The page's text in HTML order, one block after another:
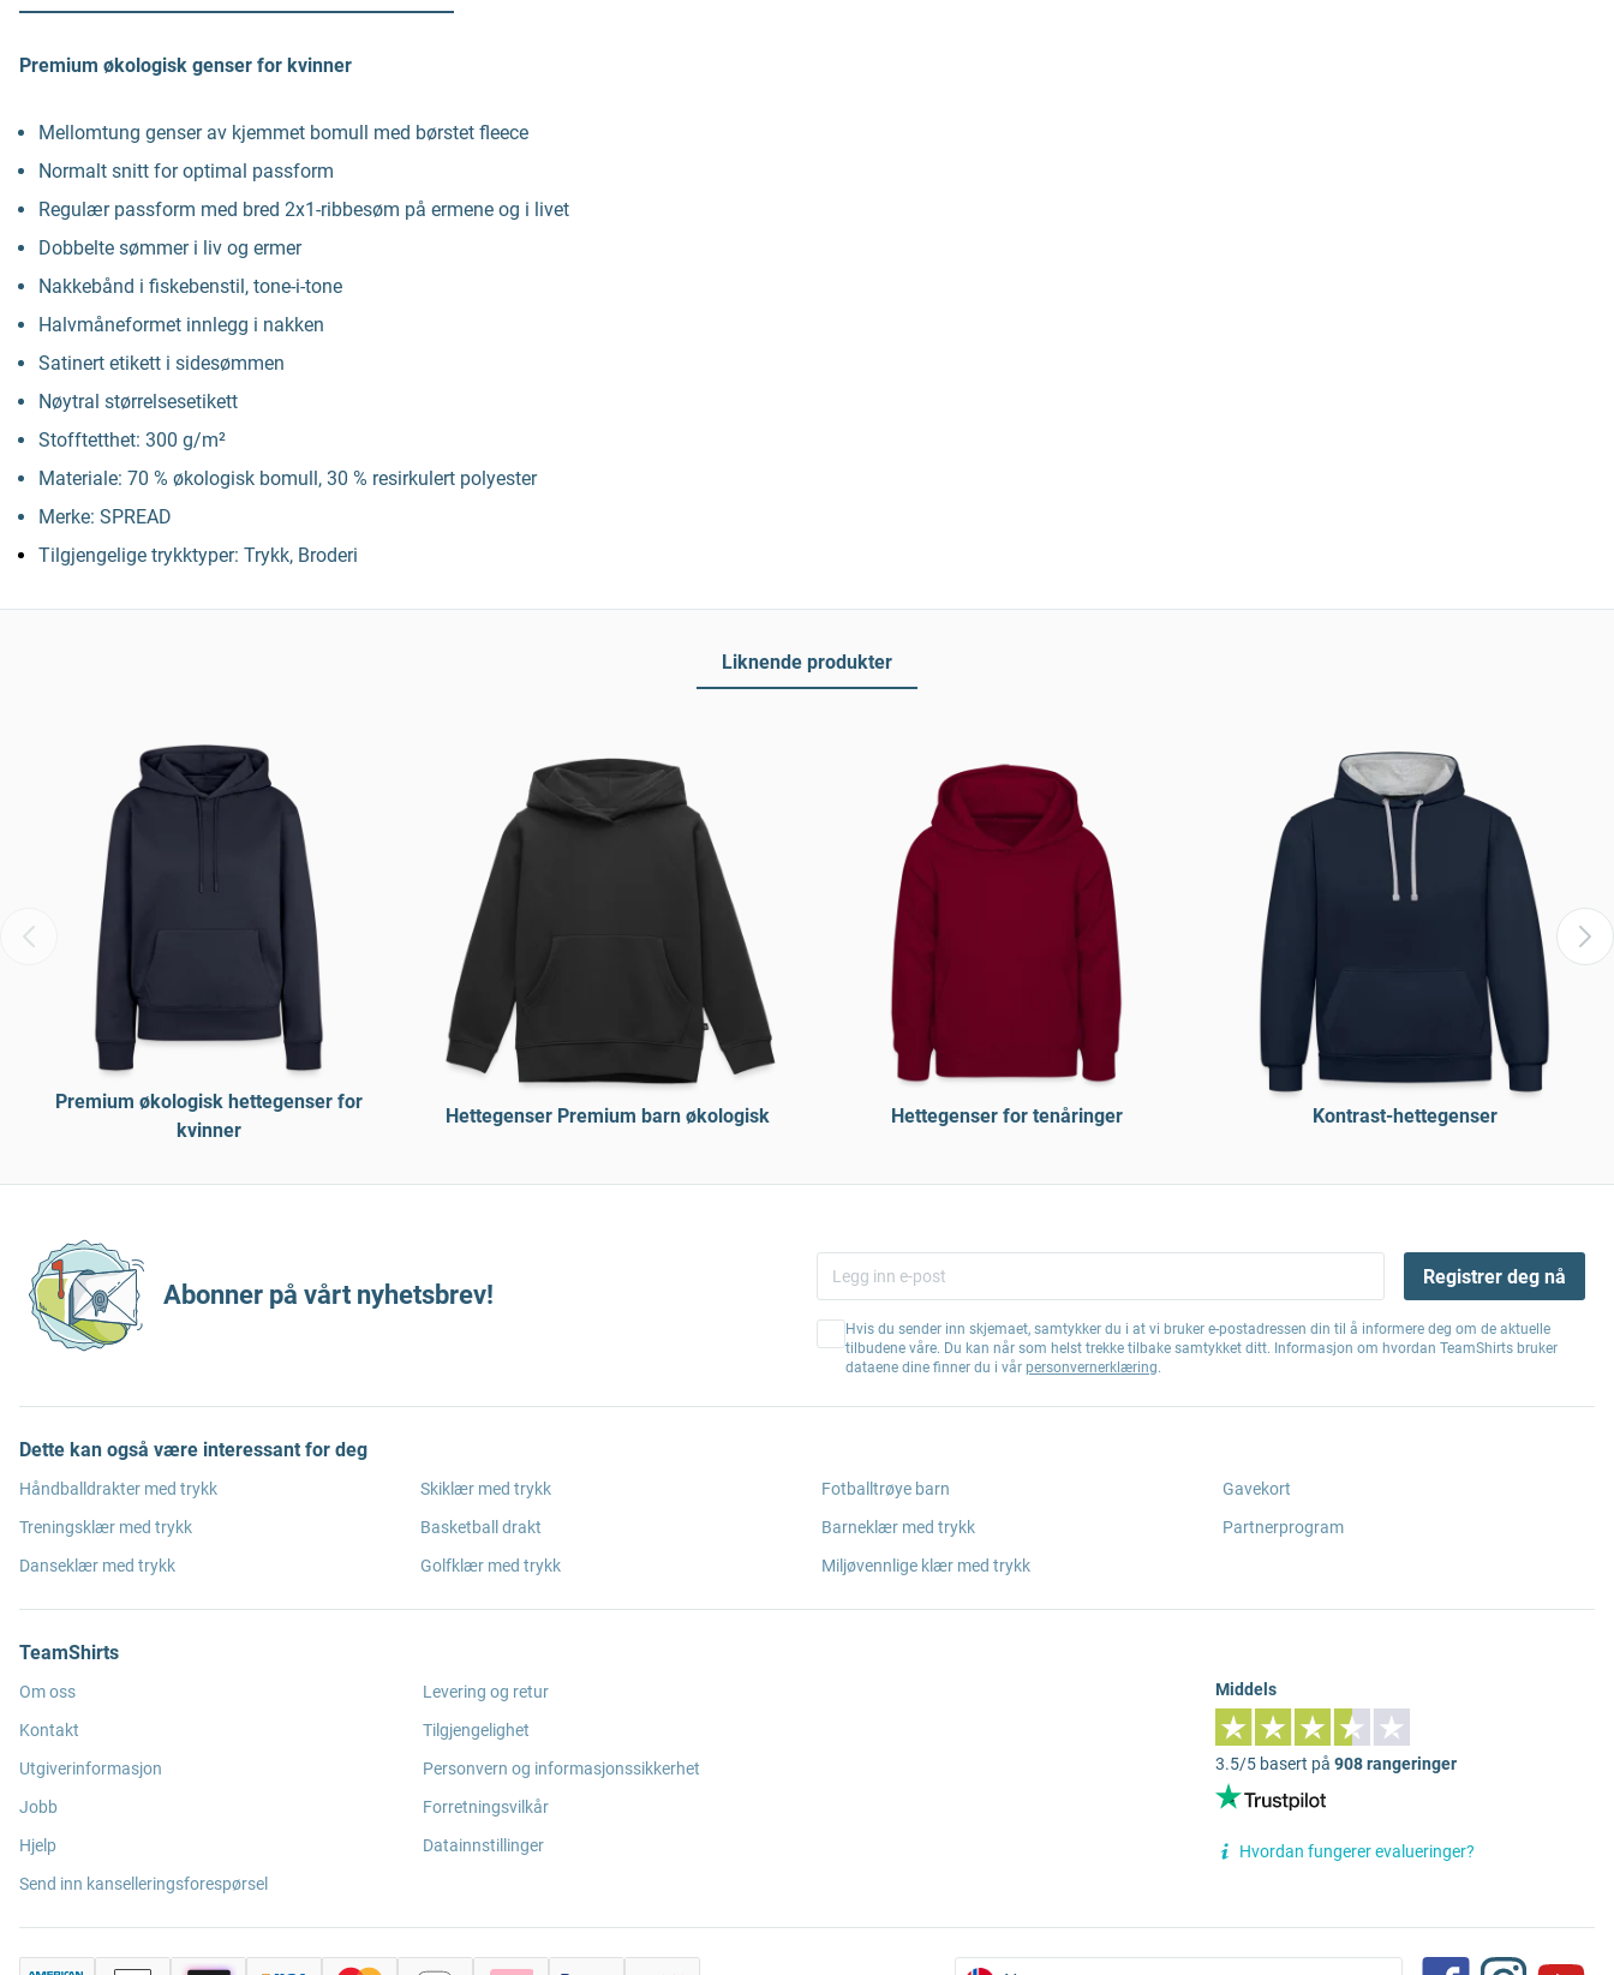
Premium økologisk genser for kvinner
Mellomtung genser av kjemmet bomull med børstet fleece
Normalt snitt for optimal passform
Regulær passform med bred 2x1-ribbesøm på ermene og i livet
Dobbelte sømmer i liv og ermer
Nakkebånd i fiskebenstil, tone-i-tone
Halvmåneformet innlegg i nakken
Satinert etikett i sidesømmen
Nøytral størrelsesetikett
Stofftetthet: 300 g/m²
Materiale: 70 % økologisk bomull, 30 % resirkulert polyester
Merke: SPREAD
Tilgjengelige trykktyper: Trykk, Broderi
Liknende produkter
Premium økologisk hettegenser for
kvinner
Hettegenser Premium barn økologisk Hettegenser for tenåringer Kontrast-hettegenser
Abonner på vårt nyhetsbrev!
Registrer deg nå
Hvis du sender inn skjemaet, samtykker du i at vi bruker e-postadressen din til å informere deg om de aktuelle
tilbudene våre. Du kan når som helst trekke tilbake samtykket ditt. Informasjon om hvordan TeamShirts bruker
dataene dine finner du i vår personvernerklæring.
Dette kan også være interessant for deg
Håndballdrakter med trykk
Treningsklær med trykk
Danseklær med trykk
Skiklær med trykk
Basketball drakt
Golfklær med trykk
Fotballtrøye barn
Barneklær med trykk
Miljøvennlige klær med trykk
Gavekort
Partnerprogram
TeamShirts
Om oss
Kontakt
Utgiverinformasjon
Jobb
Hjelp
Send inn kanselleringsforespørsel
Levering og retur
Tilgjengelighet
Personvern og informasjonssikkerhet
Forretningsvilkår
Datainnstillinger
Middels
3.5/5 basert på 908 rangeringer
Hvordan fungerer evalueringer?